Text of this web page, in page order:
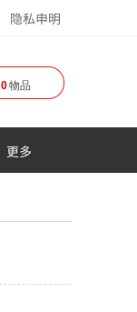
隐私申明
0物品
更多